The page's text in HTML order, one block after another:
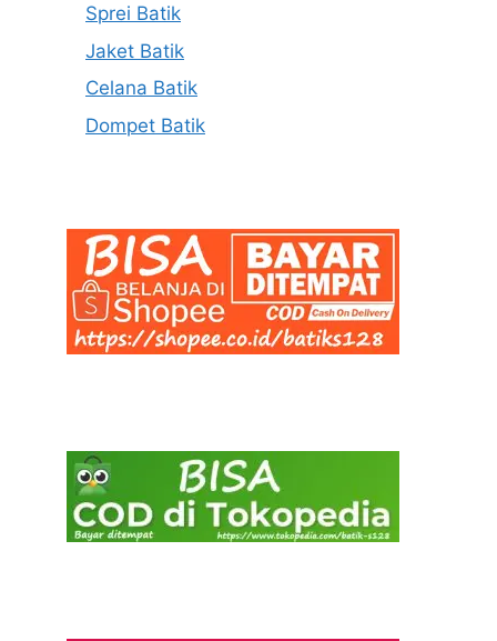
Sprei Batik
Jaket Batik
Celana Batik
Dompet Batik